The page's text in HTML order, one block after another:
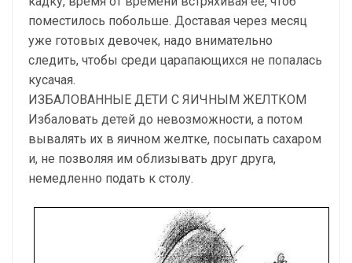
поместилось побольше. Доставая через месяц
уже готовых девочек, надо внимательно
следить, чтобы среди царапающихся не попалась
кусачая.
ИЗБАЛОВАННЫЕ ДЕТИ С ЯИЧНЫМ ЖЕЛТКОМ
Избаловать детей до невозможности, а потом
вывалять их в яичном желтке, посыпать сахаром
и, не позволяя им облизывать друг друга,
немедленно подать к столу.